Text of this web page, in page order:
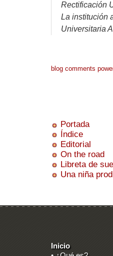
Rectificación
La institución
Universitaria
blog comments
Portada
Índice
Editorial
On the road
Libreta de
Una niña
Inicio